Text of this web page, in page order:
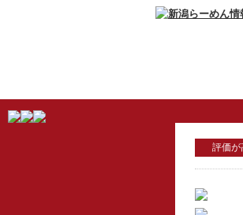
評価が